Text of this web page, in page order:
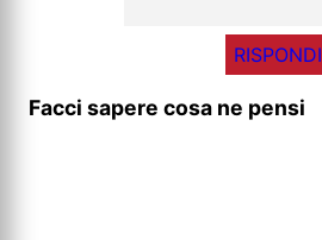
RISPONDI
Facci sapere cosa ne pensi